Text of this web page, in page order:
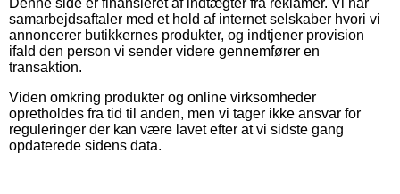
samarbejdsaftaler med et hold af internet selskaber hvori vi
annoncerer butikkernes produkter, og indtjener provision
ifald den person vi sender videre gennemfører en
transaktion.
Viden omkring produkter og online virksomheder
opretholdes fra tid til anden, men vi tager ikke ansvar for
reguleringer der kan være lavet efter at vi sidste gang
opdaterede sidens data.